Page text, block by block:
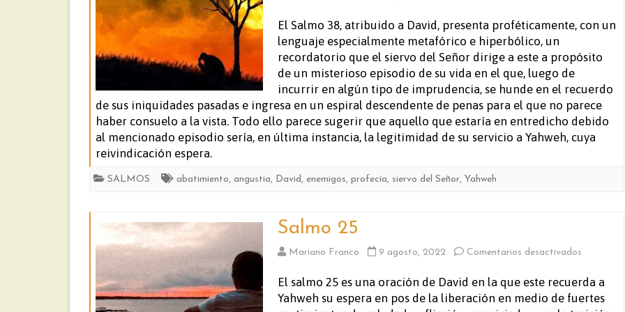
El Salmo 38, atribuido a David, presenta proféticamente, con un
lenguaje especialmente metafórico e hiperbólico, un
recordatorio que el siervo del Señor dirige a este a propósito
de un misterioso episodio de su vida en el que, luego de
incurrir en algún tipo de imprudencia, se hunde en el recuerdo
de sus iniquidades pasadas e ingresa en un espiral descendente de penas para el que no parece
haber consuelo a la vista. Todo ello parece sugerir que aquello que estaría en entredicho debido
al mencionado episodio sería, en última instancia, la legitimidad de su servicio a Yahweh, cuya
reivindicación espera.
SALMOS abatimiento, angustia, David, enemigos, profecía, siervo del Señor, Yahweh
Salmo 25
Mariano Franco 9 agosto, 2022 Comentarios desactivados
Salmo
25
El salmo 25 es una oración de David en la que este recuerda a
Yahweh su espera en pos de la liberación en medio de fuertes